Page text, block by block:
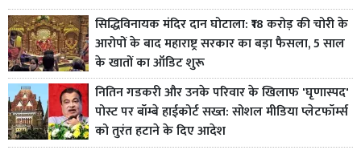
सिद्धिविनायक मंदिर दान घोटाला: ₹18 करोड़ की चोरी के
आरोपों के बाद महाराष्ट्र सरकार का बड़ा फैसला, 5 साल
के खातों का ऑडिट शुरू
नितिन गडकरी और उनके परिवार के खिलाफ 'घृणास्पद'
पोस्ट पर बॉम्बे हाईकोर्ट सख्त: सोशल मीडिया प्लेटफॉर्म्स
को तुरंत हटाने के दिए आदेश